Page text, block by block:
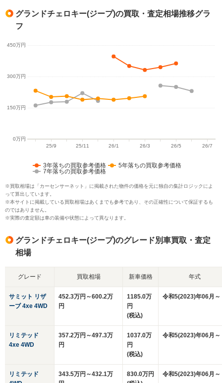
グランドチェロキー(ジープ)の買取・査定相場推移グラ
フ
3年落ちの買取参考価格
5年落ちの買取参考価格
7年落ちの買取参考価格
※買取相場は「カーセンサーネット」に掲載された物件の価格を元に独自の集計ロジックによ
って算出しています。
※本サイトに掲載している買取相場はあくまでも参考であり、その正確性について保証するも
のではありません。
※実際の査定額は車の装備や状態によって異なります。
グランドチェロキー(ジープ)のグレード別車買取・査定
相場
グレード 買取相場 新車価格 年式
サミット リザ
ーブ 4xe 4WD
452.3万円～600.2万
円
1185.0万
円
(税込)
令和5(2023)年06月～
リミテッド
4xe 4WD
357.2万円～497.3万
円
1037.0万
円
(税込)
令和5(2023)年06月～
リミテッド
343.5万円～432.1万
830.0万円
令和5(2023)年06月～